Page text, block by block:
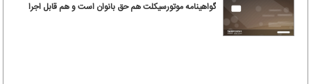
گواهینامه موتورسیکلت هم حق بانوان است و هم قابل اجرا